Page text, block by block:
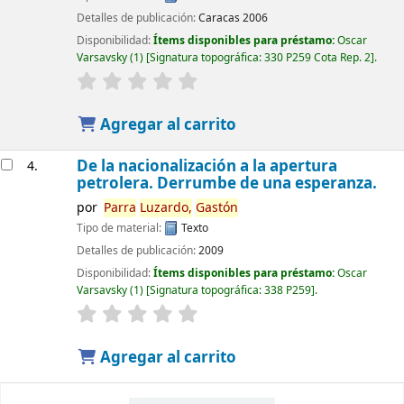
Detalles de publicación:Caracas 2006
Disponibilidad:Ítems disponibles para préstamo:Oscar
Varsavsky(1) Signatura topográfica:330 P259 Cota Rep. 2 .
Agregar al carrito
4. De la nacionalización a la apertura
petrolera. Derrumbe de una esperanza.
por Parra Luzardo, Gastón
Tipo de material:
Texto
Detalles de publicación:2009
Disponibilidad:Ítems disponibles para préstamo:Oscar
Varsavsky(1) Signatura topográfica:338 P259 .
Agregar al carrito